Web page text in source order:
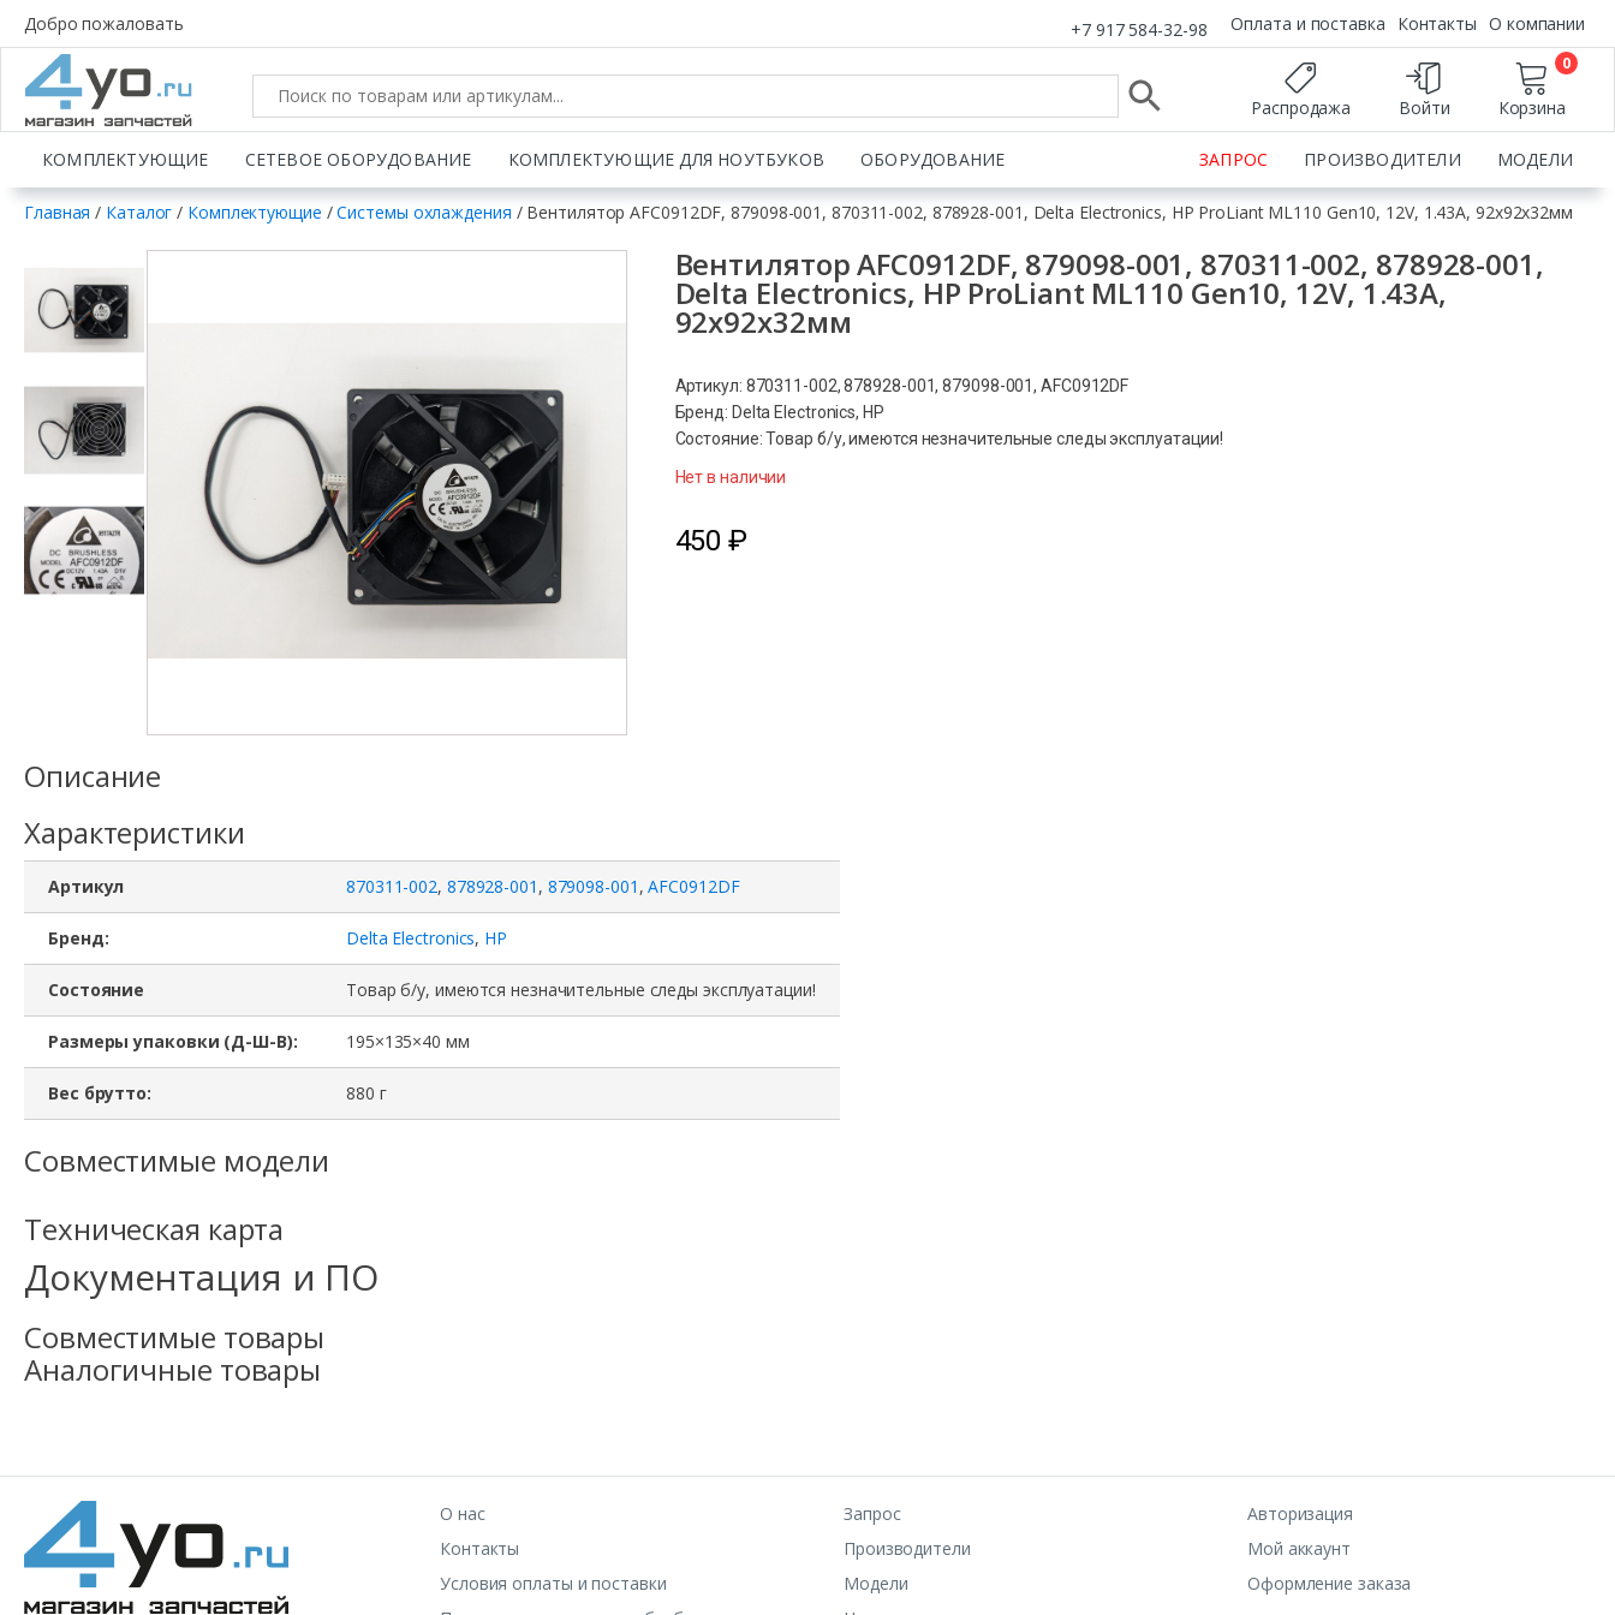
Добро пожаловать +7 917 584-32-98 Оплата и поставка Контакты О компании
Распродажа Войти Корзина
0
КОМПЛЕКТУЮЩИЕ СЕТЕВОЕ ОБОРУДОВАНИЕ КОМПЛЕКТУЮЩИЕ ДЛЯ НОУТБУКОВ ОБОРУДОВАНИЕ ЗАПРОС ПРОИЗВОДИТЕЛИ МОДЕЛИ
Главная / Каталог / Комплектующие /Системы охлаждения / Вентилятор AFC0912DF, 879098-001, 870311-002, 878928-001, Delta Electronics, HP ProLiant ML110 Gen10, 12V, 1.43A, 92x92x32мм
Вентилятор AFC0912DF, 879098-001, 870311-002, 878928-001,
Delta Electronics, HP ProLiant ML110 Gen10, 12V, 1.43A,
92x92x32мм
Артикул: 870311-002, 878928-001, 879098-001, AFC0912DF
Бренд: Delta Electronics, HP
Состояние: Товар б/у, имеются незначительные следы эксплуатации!
Нет в наличии
450₽
Описание
Характеристики
Артикул 870311-002, 878928-001 , 879098-001 ,AFC0912DF
Бренд: Delta Electronics, HP
Состояние Товар б/у, имеются незначительные следы эксплуатации!
Размеры упаковки (Д-Ш-В): 195×135×40 мм
Вес брутто: 880 г
Совместимые модели
Техническая карта
Документация и ПО
Совместимые товары
Аналогичные товары
О нас
Контакты
Условия оплаты и поставки
Запрос
Производители
Модели
Авторизация
Мой аккаунт
Оформление заказа